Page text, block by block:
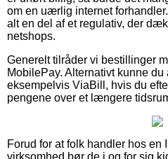
om en uærlig internet
alt en del af et regulativ, der
netshops.
Generelt tilråder vi bestillinger
MobilePay. Alternativt kunne
eksempelvis ViaBill, hvis du
pengene over et længere
Forud for at folk handler hos en
virksomhed bør de i og for sig